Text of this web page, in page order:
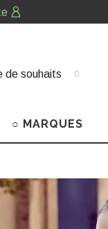
de souhaits 0
○ MARQUES